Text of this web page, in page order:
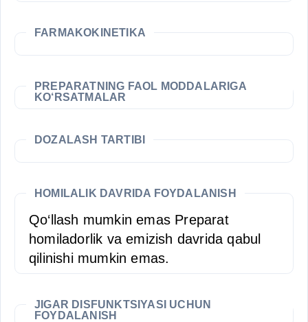
FARMAKOKINETIKA
PREPARATNING FAOL MODDALARIGA
KO‘RSATMALAR
DOZALASH TARTIBI
HOMILALIK DAVRIDA FOYDALANISH
Qo‘llash mumkin emas Preparat
homiladorlik va emizish davrida qabul
qilinishi mumkin emas.
JIGAR DISFUNKTSIYASI UCHUN
FOYDALANISH